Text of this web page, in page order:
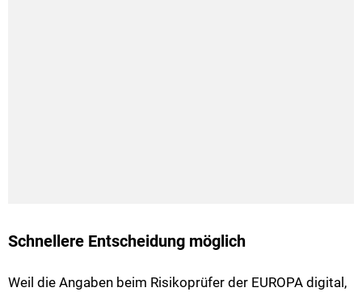
Schnellere Entscheidung möglich
Weil die Angaben beim Risikoprüfer der EUROPA digital,